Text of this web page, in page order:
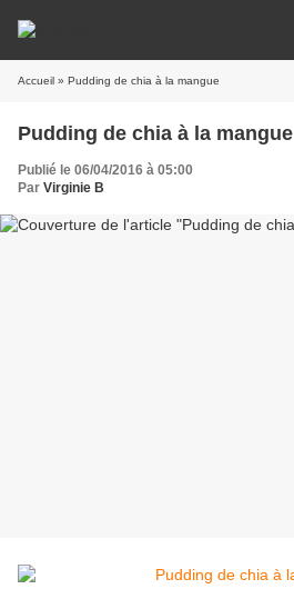
Accueil » Pudding de chia à la mangue
Pudding de chia à la mangue
Publié le 06/04/2016 à 05:00
Par Virginie B